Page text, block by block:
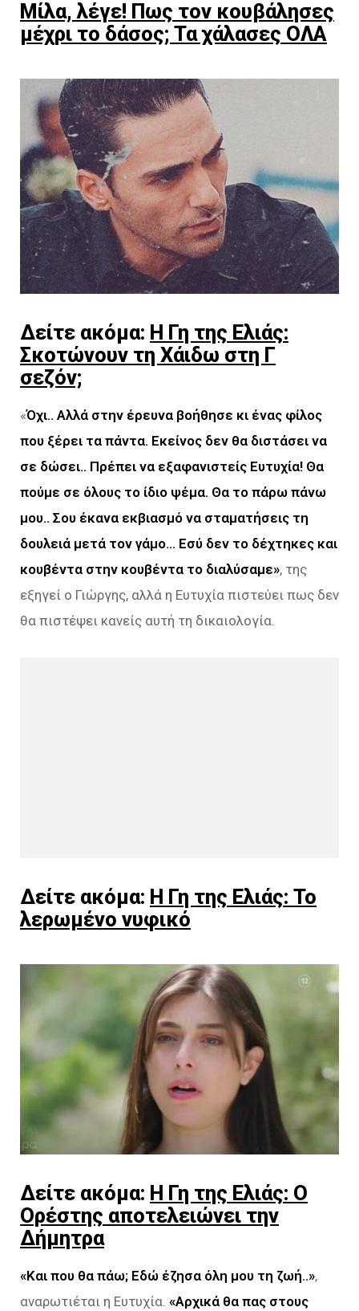
Μίλα, λέγε! Πως τον κουβάλησες
μέχρι το δάσος; Τα χάλασες ΟΛΑ
Δείτε ακόμα: Η Γη της Ελιάς:
Σκοτώνουν τη Χάιδω στη Γ
σεζόν;
«Όχι.. Αλλά στην έρευνα βοήθησε κι ένας φίλος
που ξέρει τα πάντα. Εκείνος δεν θα διστάσει να
σε δώσει.. Πρέπει να εξαφανιστείς Ευτυχία! Θα
πούμε σε όλους το ίδιο ψέμα. Θα το πάρω πάνω
μου.. Σου έκανα εκβιασμό να σταματήσεις τη
δουλειά μετά τον γάμο… Εσύ δεν το δέχτηκες και
κουβέντα στην κουβέντα το διαλύσαμε», της
εξηγεί ο Γιώργης, αλλά η Ευτυχία πιστεύει πως δεν
θα πιστέψει κανείς αυτή τη δικαιολογία.
Δείτε ακόμα: Η Γη της Ελιάς: Το
λερωμένο νυφικό
Δείτε ακόμα: Η Γη της Ελιάς: Ο
Ορέστης αποτελειώνει την
Δήμητρα
«Και που θα πάω; Εδώ έζησα όλη μου τη ζωή..»,
αναρωτιέται η Ευτυχία. «Αρχικά θα πας στους